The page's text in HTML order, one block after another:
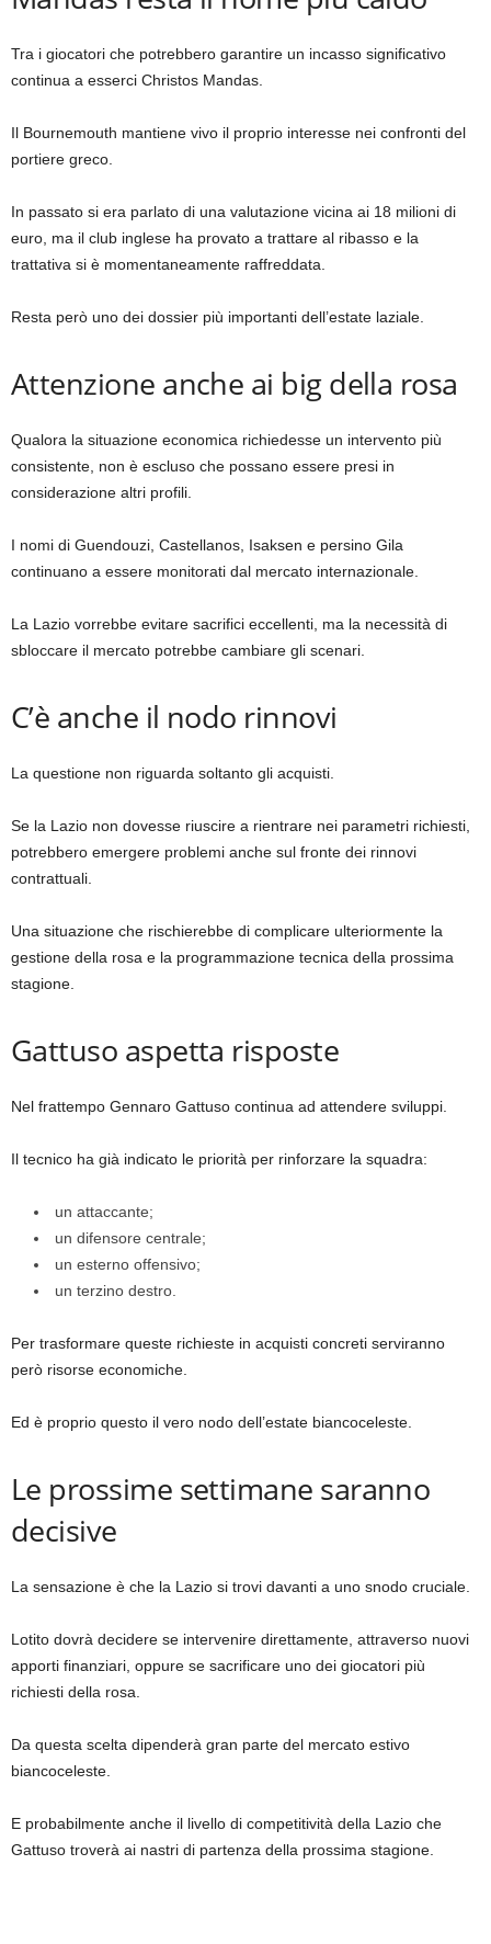
Tra i giocatori che potrebbero garantire un incasso significativo
continua a esserci Christos Mandas.
Il Bournemouth mantiene vivo il proprio interesse nei confronti del
portiere greco.
In passato si era parlato di una valutazione vicina ai 18 milioni di
euro, ma il club inglese ha provato a trattare al ribasso e la
trattativa si è momentaneamente raffreddata.
Resta però uno dei dossier più importanti dell’estate laziale.
Attenzione anche ai big della rosa
Qualora la situazione economica richiedesse un intervento più
consistente, non è escluso che possano essere presi in
considerazione altri profili.
I nomi di Guendouzi, Castellanos, Isaksen e persino Gila
continuano a essere monitorati dal mercato internazionale.
La Lazio vorrebbe evitare sacrifici eccellenti, ma la necessità di
sbloccare il mercato potrebbe cambiare gli scenari.
C’è anche il nodo rinnovi
La questione non riguarda soltanto gli acquisti.
Se la Lazio non dovesse riuscire a rientrare nei parametri richiesti,
potrebbero emergere problemi anche sul fronte dei rinnovi
contrattuali.
Una situazione che rischierebbe di complicare ulteriormente la
gestione della rosa e la programmazione tecnica della prossima
stagione.
Gattuso aspetta risposte
Nel frattempo Gennaro Gattuso continua ad attendere sviluppi.
Il tecnico ha già indicato le priorità per rinforzare la squadra:
un attaccante;
un difensore centrale;
un esterno offensivo;
un terzino destro.
Per trasformare queste richieste in acquisti concreti serviranno
però risorse economiche.
Ed è proprio questo il vero nodo dell’estate biancoceleste.
Le prossime settimane saranno
decisive
La sensazione è che la Lazio si trovi davanti a uno snodo cruciale.
Lotito dovrà decidere se intervenire direttamente, attraverso nuovi
apporti finanziari, oppure se sacrificare uno dei giocatori più
richiesti della rosa.
Da questa scelta dipenderà gran parte del mercato estivo
biancoceleste.
E probabilmente anche il livello di competitività della Lazio che
Gattuso troverà ai nastri di partenza della prossima stagione.